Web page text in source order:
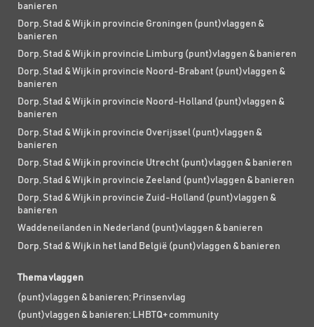
banieren
Dorp, Stad & Wijk in provincie Groningen (punt)vlaggen &
banieren
Dorp, Stad & Wijk in provincie Limburg (punt)vlaggen & banieren
Dorp, Stad & Wijk in provincie Noord-Brabant (punt)vlaggen &
banieren
Dorp, Stad & Wijk in provincie Noord-Holland (punt)vlaggen &
banieren
Dorp, Stad & Wijk in provincie Overijssel (punt)vlaggen &
banieren
Dorp, Stad & Wijk in provincie Utrecht (punt)vlaggen & banieren
Dorp, Stad & Wijk in provincie Zeeland (punt)vlaggen & banieren
Dorp, Stad & Wijk in provincie Zuid-Holland (punt)vlaggen &
banieren
Waddeneilanden in Nederland (punt)vlaggen & banieren
Dorp, Stad & Wijk in het land België (punt)vlaggen & banieren
Thema vlaggen
(punt)vlaggen & banieren; Prinsenvlag
(punt)vlaggen & banieren; LHBTQ+ community